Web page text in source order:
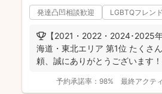
発達凸凹相談歓迎 LGBTQフレン
🏆【2021・2022・2024･2025
海道・東北エリア 第1位 たくさ
頼、誠にありがとうござい
予約承諾率： 98% 最終アクテ